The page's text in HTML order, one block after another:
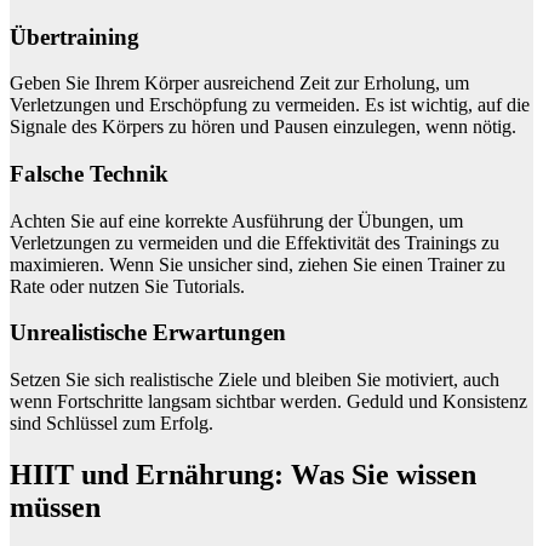
Übertraining
Geben Sie Ihrem Körper ausreichend Zeit zur Erholung, um
Verletzungen und Erschöpfung zu vermeiden. Es ist wichtig, auf die
Signale des Körpers zu hören und Pausen einzulegen, wenn nötig.
Falsche Technik
Achten Sie auf eine korrekte Ausführung der Übungen, um
Verletzungen zu vermeiden und die Effektivität des Trainings zu
maximieren. Wenn Sie unsicher sind, ziehen Sie einen Trainer zu
Rate oder nutzen Sie Tutorials.
Unrealistische Erwartungen
Setzen Sie sich realistische Ziele und bleiben Sie motiviert, auch
wenn Fortschritte langsam sichtbar werden. Geduld und Konsistenz
sind Schlüssel zum Erfolg.
HIIT und Ernährung: Was Sie wissen
müssen